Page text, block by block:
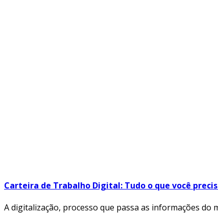
Carteira de Trabalho Digital: Tudo o que você
A digitalização, processo que passa as informações do